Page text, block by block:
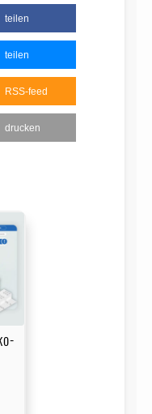
teilen
teilen
RSS-feed
drucken